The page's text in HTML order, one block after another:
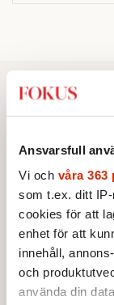
Ansvarsfull
Vi och våra 363
som t.ex. ditt
cookies för att
enhet för att
innehåll,
och
använda din